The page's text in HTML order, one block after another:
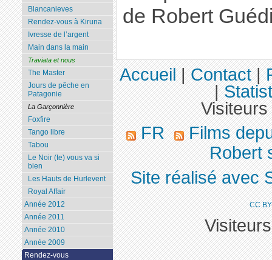
de Robert
Blancanieves
Rendez-vous à Kiruna
Ivresse de l’argent
Main dans la main
Traviata et nous
The Master
Jours de pêche en
Patagonie
La Garçonnière
Foxfire
Tango libre
Tabou
Le Noir (te) vous va si
bien
Les Hauts de Hurlevent
Royal Affair
Année 2012
Année 2011
Année 2010
Année 2009
Rendez-vous
Accueil|Contact|
|
FR
Films
Robert
Site réalisé avec
CC